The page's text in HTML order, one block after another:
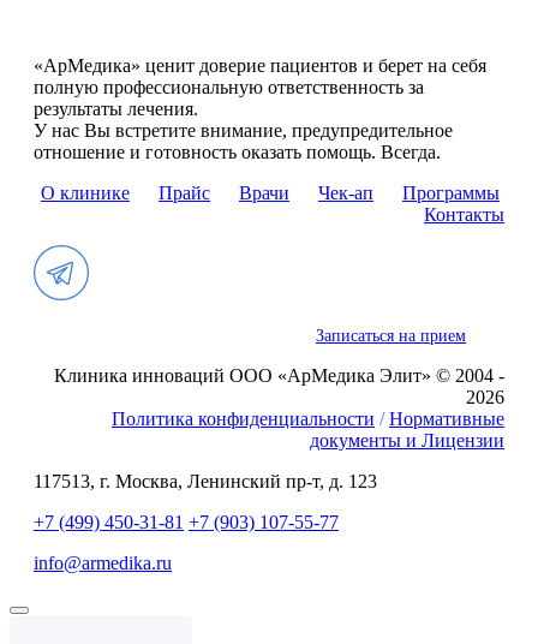
«АрМедика» ценит доверие пациентов и берет на себя
полную профессиональную ответственность за
результаты лечения.
У нас Вы встретите внимание, предупредительное
отношение и готовность оказать помощь. Всегда.
О клинике
Прайс Врачи Чек-ап
Программы
Контакты
Записаться на прием
Клиника инноваций ООО «АрМедика Элит» © 2004 -
2026
Политика конфиденциальности /Нормативные
документы и Лицензии
117513, г. Москва, Ленинский пр-т, д. 123
+7 (499) 450-31-81 +7 (903) 107-55-77
info@armedika.ru